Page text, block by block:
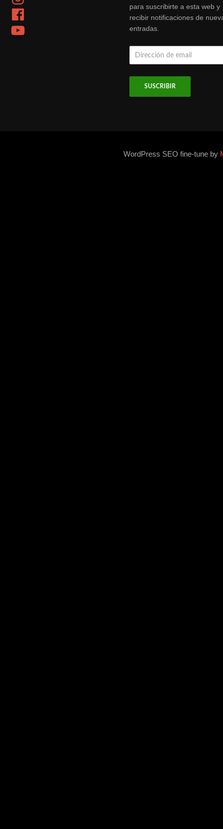
Facebook
YouTube
para suscribirte a esta web y
recibir notificaciones de
entradas.
Dirección
WordPress SEO fine-tune by